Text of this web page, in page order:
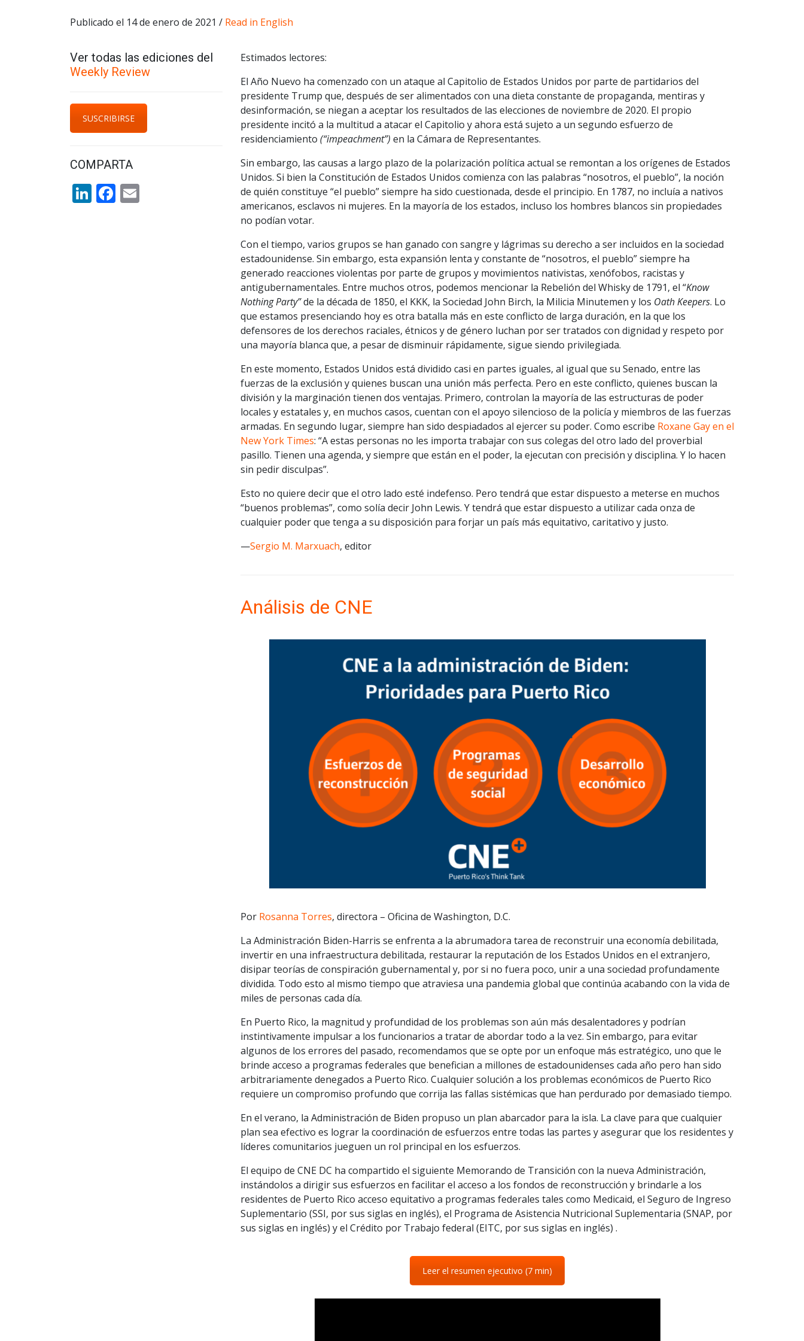
Publicado el 14 de enero de 2021 / Read in English
Ver todas las ediciones del
Weekly Review
SUSCRIBIRSE
COMPARTA
LinkedIn
Facebook
Estimados lectores:
El Año Nuevo ha comenzado con un ataque al Capitolio de Estados Unidos por parte de partidarios del
presidente Trump que, después de ser alimentados con una dieta constante de propaganda, mentiras y
desinformación, se niegan a aceptar los resultados de las elecciones de noviembre de 2020. El propio
presidente incitó a la multitud a atacar el Capitolio y ahora está sujeto a un segundo esfuerzo de
residenciamiento (“impeachment”) en la Cámara de Representantes.
Sin embargo, las causas a largo plazo de la polarización política actual se remontan a los orígenes de Estados
Unidos. Si bien la Constitución de Estados Unidos comienza con las palabras “nosotros, el pueblo”, la noción
de quién constituye “el pueblo” siempre ha sido cuestionada, desde el principio. En 1787, no incluía a nativos
americanos, esclavos ni mujeres. En la mayoría de los estados, incluso los hombres blancos sin propiedades
no podían votar.
Con el tiempo, varios grupos se han ganado con sangre y lágrimas su derecho a ser incluidos en la sociedad
estadounidense. Sin embargo, esta expansión lenta y constante de “nosotros, el pueblo” siempre ha
generado reacciones violentas por parte de grupos y movimientos nativistas, xenófobos, racistas y
antigubernamentales. Entre muchos otros, podemos mencionar la Rebelión del Whisky de 1791, el “Know
Nothing Party”de la década de 1850, el KKK, la Sociedad John Birch, la Milicia Minutemen y los Oath Keepers. Lo
que estamos presenciando hoy es otra batalla más en este conflicto de larga duración, en la que los
defensores de los derechos raciales, étnicos y de género luchan por ser tratados con dignidad y respeto por
una mayoría blanca que, a pesar de disminuir rápidamente, sigue siendo privilegiada.
En este momento, Estados Unidos está dividido casi en partes iguales, al igual que su Senado, entre las
fuerzas de la exclusión y quienes buscan una unión más perfecta. Pero en este conflicto, quienes buscan la
división y la marginación tienen dos ventajas. Primero, controlan la mayoría de las estructuras de poder
locales y estatales y, en muchos casos, cuentan con el apoyo silencioso de la policía y miembros de las fuerzas
armadas. En segundo lugar, siempre han sido despiadados al ejercer su poder. Como escribe Roxane Gay en el
New York Times: “A estas personas no les importa trabajar con sus colegas del otro lado del proverbial
pasillo. Tienen una agenda, y siempre que están en el poder, la ejecutan con precisión y disciplina. Y lo hacen
sin pedir disculpas”.
Esto no quiere decir que el otro lado esté indefenso. Pero tendrá que estar dispuesto a meterse en muchos
“buenos problemas”, como solía decir John Lewis. Y tendrá que estar dispuesto a utilizar cada onza de
cualquier poder que tenga a su disposición para forjar un país más equitativo, caritativo y justo.
—Sergio M. Marxuach, editor
Análisis de CNE
Por Rosanna Torres, directora – Oficina de Washington, D.C.
La Administración Biden-Harris se enfrenta a la abrumadora tarea de reconstruir una economía debilitada,
invertir en una infraestructura debilitada, restaurar la reputación de los Estados Unidos en el extranjero,
disipar teorías de conspiración gubernamental y, por si no fuera poco, unir a una sociedad profundamente
dividida. Todo esto al mismo tiempo que atraviesa una pandemia global que continúa acabando con la vida de
miles de personas cada día.
En Puerto Rico, la magnitud y profundidad de los problemas son aún más desalentadores y podrían
instintivamente impulsar a los funcionarios a tratar de abordar todo a la vez. Sin embargo, para evitar
algunos de los errores del pasado, recomendamos que se opte por un enfoque más estratégico, uno que le
brinde acceso a programas federales que benefician a millones de estadounidenses cada año pero han sido
arbitrariamente denegados a Puerto Rico. Cualquier solución a los problemas económicos de Puerto Rico
requiere un compromiso profundo que corrija las fallas sistémicas que han perdurado por demasiado tiempo.
En el verano, la Administración de Biden propuso un plan abarcador para la isla. La clave para que cualquier
plan sea efectivo es lograr la coordinación de esfuerzos entre todas las partes y asegurar que los residentes y
líderes comunitarios jueguen un rol principal en los esfuerzos.
El equipo de CNE DC ha compartido el siguiente Memorando de Transición con la nueva Administración,
instándolos a dirigir sus esfuerzos en facilitar el acceso a los fondos de reconstrucción y brindarle a los
residentes de Puerto Rico acceso equitativo a programas federales tales como Medicaid, el Seguro de Ingreso
Suplementario (SSI, por sus siglas en inglés), el Programa de Asistencia Nutricional Suplementaria (SNAP, por
sus siglas en inglés) y el Crédito por Trabajo federal (EITC, por sus siglas en inglés) .
Leer el resumen ejecutivo (7 min)